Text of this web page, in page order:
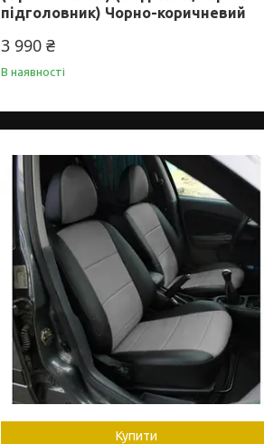
підголовник) Чорно-коричневий
3 990 ₴
В наявності
Купити